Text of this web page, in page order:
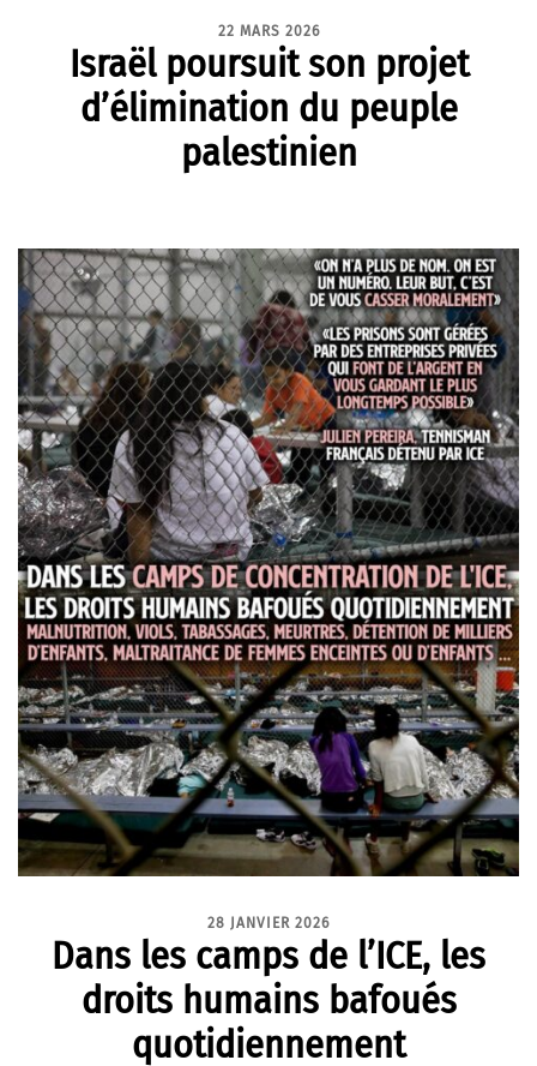
22 MARS 2026
Israël poursuit son projet
d’élimination du peuple
palestinien
28 JANVIER 2026
Dans les camps de l’ICE, les
droits humains bafoués
quotidiennement